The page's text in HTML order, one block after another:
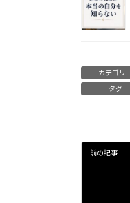
カテゴリ
タグ
前の記事